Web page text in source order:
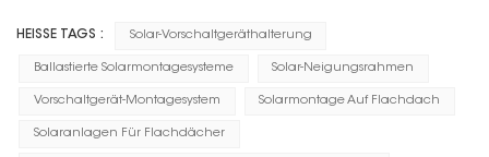
HEISSE TAGS : Solar-Vorschaltgeräthalterung
Ballastierte Solarmontagesysteme Solar-Neigungsrahmen
Vorschaltgerät-Montagesystem Solarmontage Auf Flachdach
Solaranlagen Für Flachdächer